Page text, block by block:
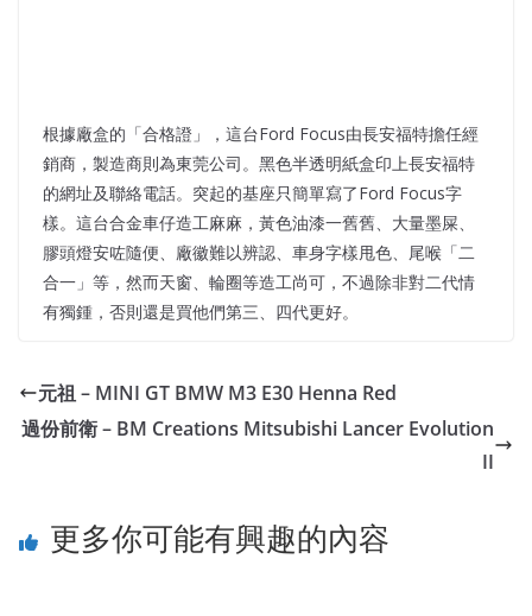
根據廠盒的「合格證」，這台Ford Focus由長安福特擔任經
銷商，製造商則為東莞公司。黑色半透明紙盒印上長安福特
的網址及聯絡電話。突起的基座只簡單寫了Ford Focus字
樣。這台合金車仔造工麻麻，黃色油漆一舊舊、大量墨屎、
膠頭燈安咗隨便、廠徽難以辨認、車身字樣甩色、尾喉「二
合一」等，然而天窗、輪圈等造工尚可，不過除非對二代情
有獨鍾，否則還是買他們第三、四代更好。
元祖 – MINI GT BMW M3 E30 Henna Red
過份前衛 – BM Creations Mitsubishi Lancer Evolution
II
更多你可能有興趣的內容